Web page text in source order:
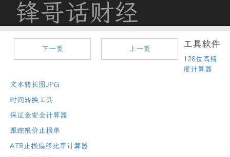
锋哥话财经
下一页 上一页 工具软件
128位高精
度计算器
文本转长图JPG
时间转换工具
保证金安全计算器
跟踪限价止损单
ATR止损偏移比率计算器